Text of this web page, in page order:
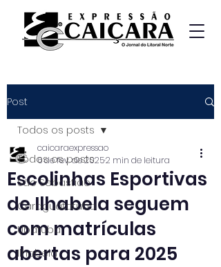
Post
Todos os posts
São Sebastião
Caraguatatuba
Ubatuba
Ilhabela
Todos os posts
Escolinhas Esportivas
de Ilhabela seguem
com matrículas
abertas para 2025
caicaraexpressao
6 de fev. de 20252 min de leitura